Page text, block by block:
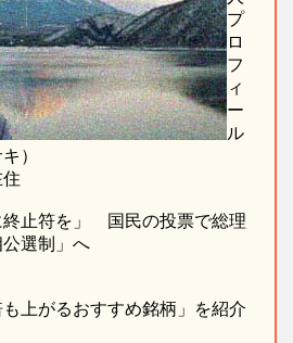
プ
ロ
フ
ィ
ー
ル
）
終止符を」 国民の投票で総理
選制」へ
上がるおすすめ銘柄」を紹介